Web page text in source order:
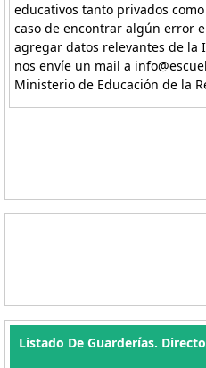
educativos tanto privados
caso de encontrar algún error
agregar datos relevantes de
nos envíe un mail a
Ministerio de Educación de la
Listado De Guarderías.